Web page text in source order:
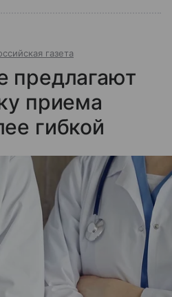
газета
предлагают
приема
гибкой